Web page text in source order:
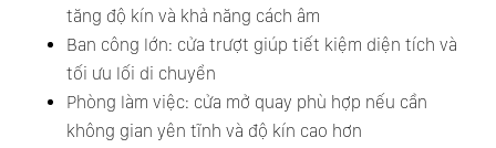
tăng độ kín và khả năng cách âm
Ban công lớn: cửa trượt giúp tiết kiệm diện tích và
tối ưu lối di chuyển
Phòng làm việc: cửa mở quay phù hợp nếu cần
không gian yên tĩnh và độ kín cao hơn